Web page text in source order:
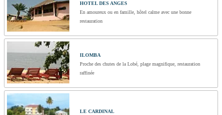
HOTEL DES ANGES
En amoureux ou en famille, hôtel calme avec une bonne
restauration
ILOMBA
Proche des chutes de la Lobé, plage magnifique, restauration
raffinée
LE CARDINAL